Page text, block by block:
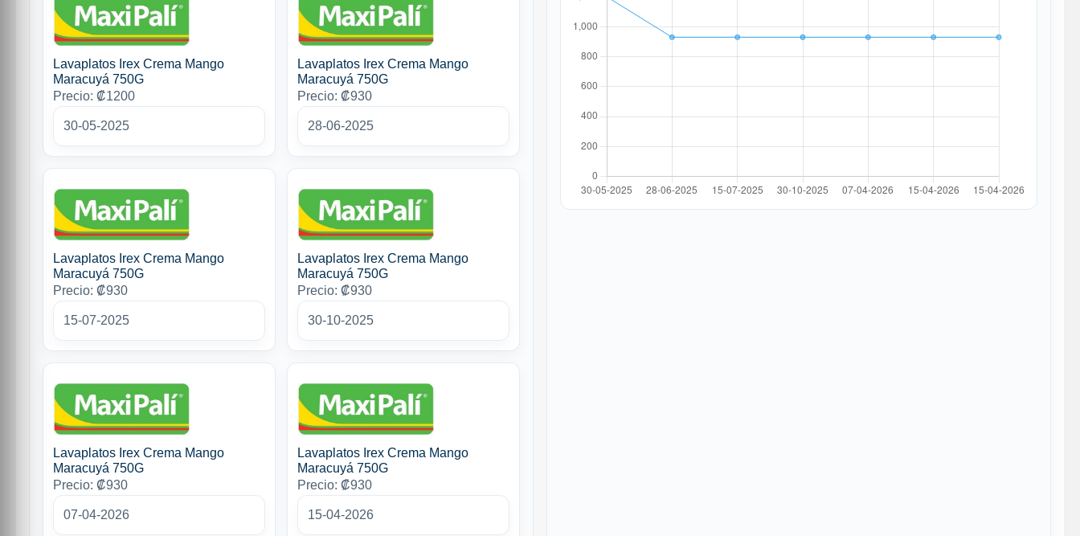
Lavaplatos Irex Crema Mango
Maracuyá 750G
Precio: ₡1200
30-05-2025
Lavaplatos Irex Crema Mango
Maracuyá 750G
Precio: ₡930
28-06-2025
Lavaplatos Irex Crema Mango
Maracuyá 750G
Precio: ₡930
15-07-2025
Lavaplatos Irex Crema Mango
Maracuyá 750G
Precio: ₡930
30-10-2025
Lavaplatos Irex Crema Mango
Maracuyá 750G
Precio: ₡930
07-04-2026
Lavaplatos Irex Crema Mango
Maracuyá 750G
Precio: ₡930
15-04-2026